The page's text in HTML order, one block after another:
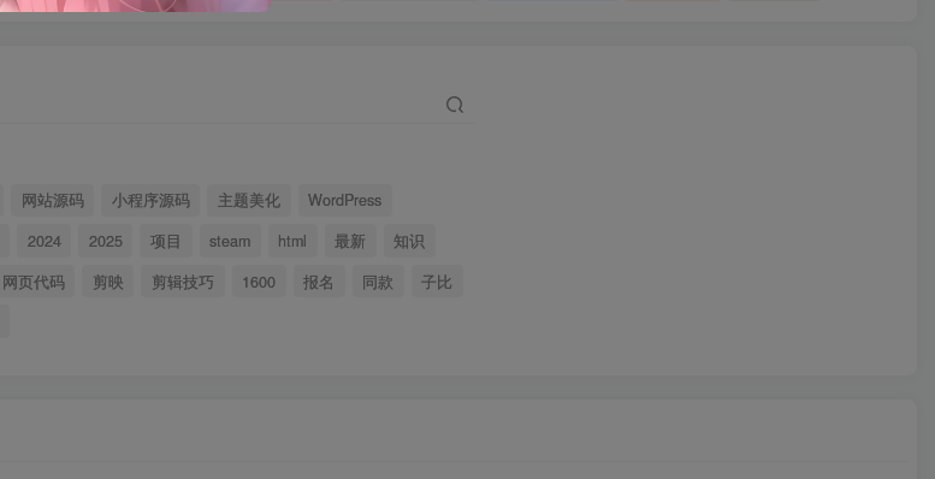
网站源码 小程序源码 主题美化
WordPress
2024 2025 项目 steam html 最新
知识
网页代码 剪映 剪辑技巧 1600 报名 同款
子比